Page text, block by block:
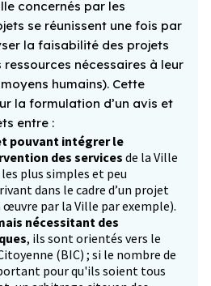
concernés par les
se réunissent une fois par
la faisabilité des projets
ressources nécessaires à leur
humains). Cette
la formulation d’un avis et
entre :
pouvant intégrer le
des services de la Ville
plus simples et peu
dans le cadre d’un projet
par la Ville par exemple).
nécessitant des
, ils sont orientés vers le
(BIC) ; si le nombre de
pour qu'ils soient tous